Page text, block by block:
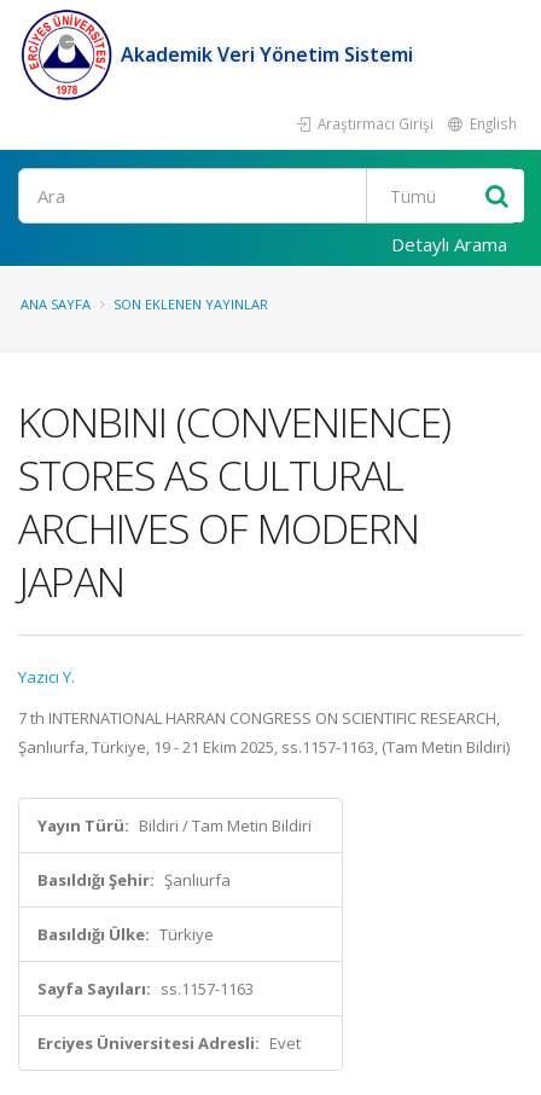
Akademik Veri Yönetim Sistemi
Araştırmacı Girişi English
Ara
Detaylı Arama
ANA SAYFA SON EKLENEN YAYINLAR
KONBINI (CONVENIENCE)
STORES AS CULTURAL
ARCHIVES OF MODERN
JAPAN
Yazıcı Y.
7 th INTERNATIONAL HARRAN CONGRESS ON SCIENTIFIC RESEARCH,
Şanlıurfa, Türkiye, 19 - 21 Ekim 2025, ss.1157-1163, (Tam Metin Bildiri)
Yayın Türü: Bildiri / Tam Metin Bildiri
Basıldığı Şehir: Şanlıurfa
Basıldığı Ülke: Türkiye
Sayfa Sayıları: ss.1157-1163
Erciyes Üniversitesi Adresli: Evet